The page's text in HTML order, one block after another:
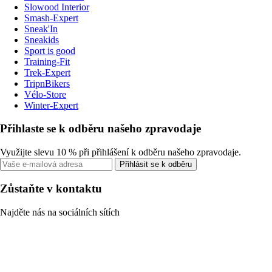
Slowood Interior
Smash-Expert
Sneak'In
Sneakids
Sport is good
Training-Fit
Trek-Expert
TripnBikers
Vélo-Store
Winter-Expert
Přihlaste se k odběru našeho zpravodaje
Využijte slevu 10 % při přihlášení k odběru našeho zpravodaje.
Přihlásit se k odběru
Zůstaňte v kontaktu
Najděte nás na sociálních sítích